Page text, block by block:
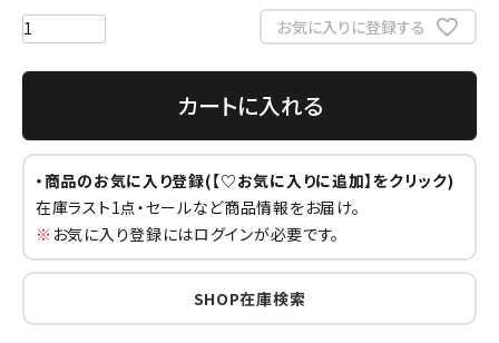
お気に入りに登録する
カートに入れる
・商品のお気に入り登録(【♡お気に入りに追加】をクリック)
在庫ラスト1点・セールなど商品情報をお届け。
※ お気に入り登録にはログインが必要です。
SHOP在庫検索